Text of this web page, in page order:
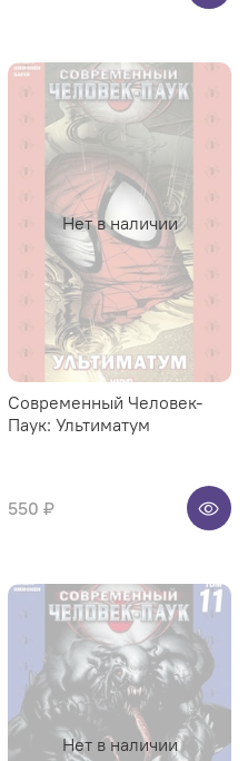
Нет в наличии
Современный Человек-
Паук: Ультиматум
550 ₽
Нет в наличии